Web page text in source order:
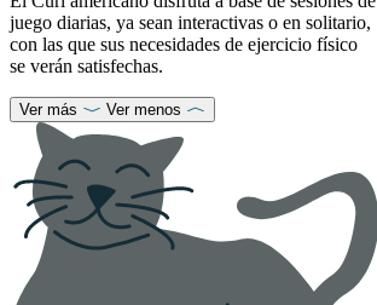
juego diarias, ya sean interactivas o en solitario,
con las que sus necesidades de ejercicio físico
se verán satisfechas.
Ver más Ver menos